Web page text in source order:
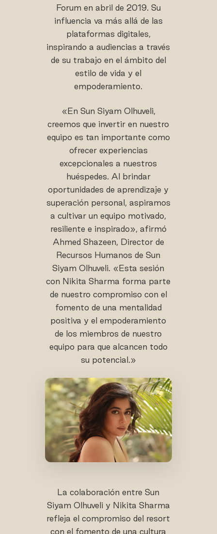
Forum en abril de 2019. Su
influencia va más allá de las
plataformas digitales,
inspirando a audiencias a través
de su trabajo en el ámbito del
estilo de vida y el
empoderamiento.
«En Sun Siyam Olhuveli,
creemos que invertir en nuestro
equipo es tan importante como
ofrecer experiencias
excepcionales a nuestros
huéspedes. Al brindar
oportunidades de aprendizaje y
superación personal, aspiramos
a cultivar un equipo motivado,
resiliente e inspirado», afirmó
Ahmed Shazeen, Director de
Recursos Humanos de Sun
Siyam Olhuveli. «Esta sesión
con Nikita Sharma forma parte
de nuestro compromiso con el
fomento de una mentalidad
positiva y el empoderamiento
de los miembros de nuestro
equipo para que alcancen todo
su potencial.»
La colaboración entre Sun
Siyam Olhuveli y Nikita Sharma
refleja el compromiso del resort
con el fomento de una cultura